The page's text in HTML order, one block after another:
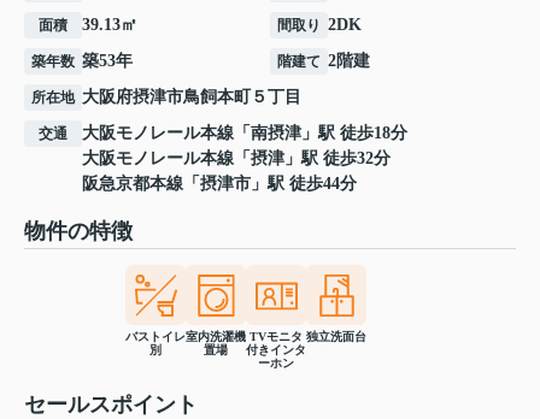
面積 39.13㎡ 間取り 2DK
築年数 築53年 階建て 2階建
所在地 大阪府摂津市鳥飼本町 ５丁目
交通 大阪モノレール本線 「 南摂津 」駅 徒歩18分
大阪モノレール本線 「 摂津 」駅 徒歩32分
阪急京都本線 「 摂津市 」駅 徒歩44分
物件の特徴
バストイレ
別
室内洗濯機
置場
TVモニタ
付きインタ
ーホン
独立洗面台
セールスポイント